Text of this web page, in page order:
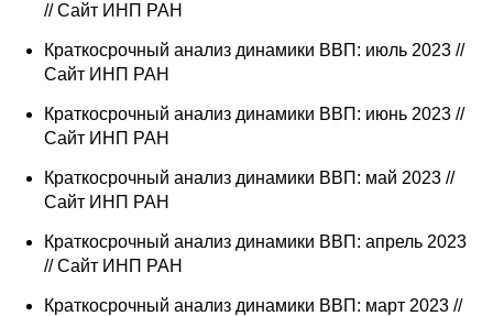
// Сайт ИНП РАН
Краткосрочный анализ динамики ВВП: июль 2023 //
Сайт ИНП РАН
Краткосрочный анализ динамики ВВП: июнь 2023 //
Сайт ИНП РАН
Краткосрочный анализ динамики ВВП: май 2023 //
Сайт ИНП РАН
Краткосрочный анализ динамики ВВП: апрель 2023
// Сайт ИНП РАН
Краткосрочный анализ динамики ВВП: март 2023 //